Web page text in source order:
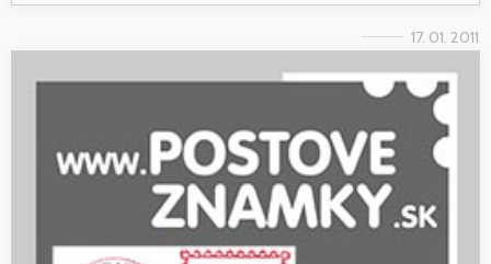
17. 01. 2011